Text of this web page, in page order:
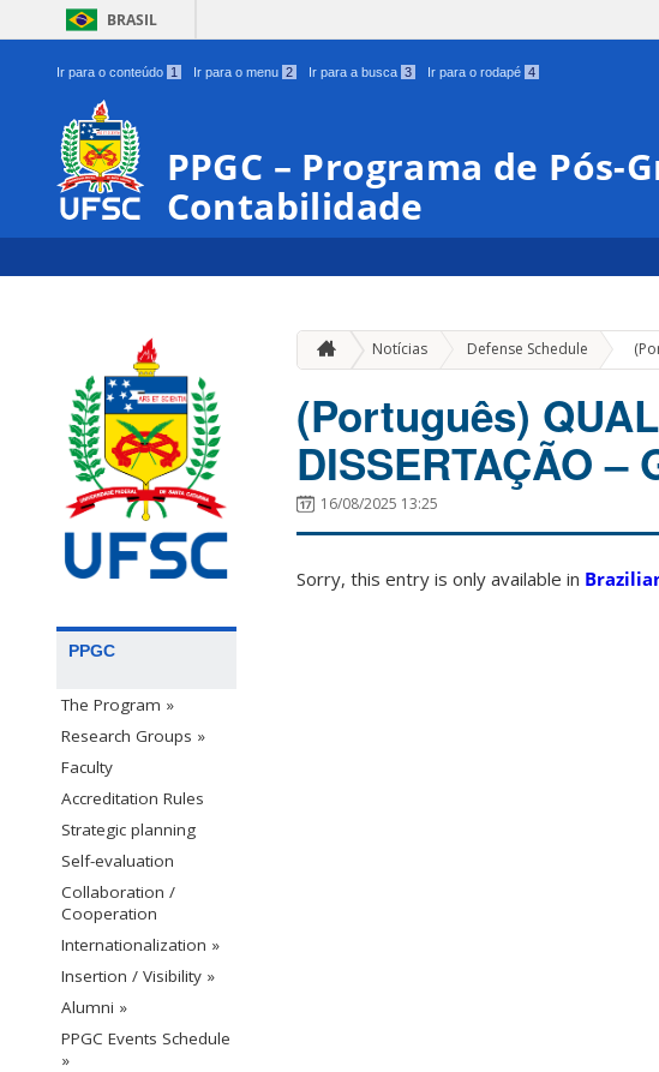
BRASIL
Ir para o conteúdo 1 Ir para o menu 2 Ir para a busca 3 Ir para o rodapé 4
PPGC – Programa de Pós-
Contabilidade
PPGC
The Program »
Research Groups »
Faculty
Accreditation Rules
Strategic planning
Self-evaluation
Collaboration /
Cooperation
Internationalization »
Insertion / Visibility »
Alumni »
PPGC Events Schedule
»
Notícias Defense Schedule »
(Português)
DISSERTAÇÃO –
16/08/2025 13:25
Sorry, this entry is only available in